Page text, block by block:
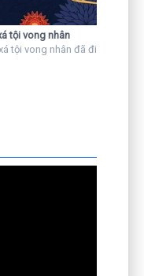
tội vong nhân
tội vong nhân đã đi